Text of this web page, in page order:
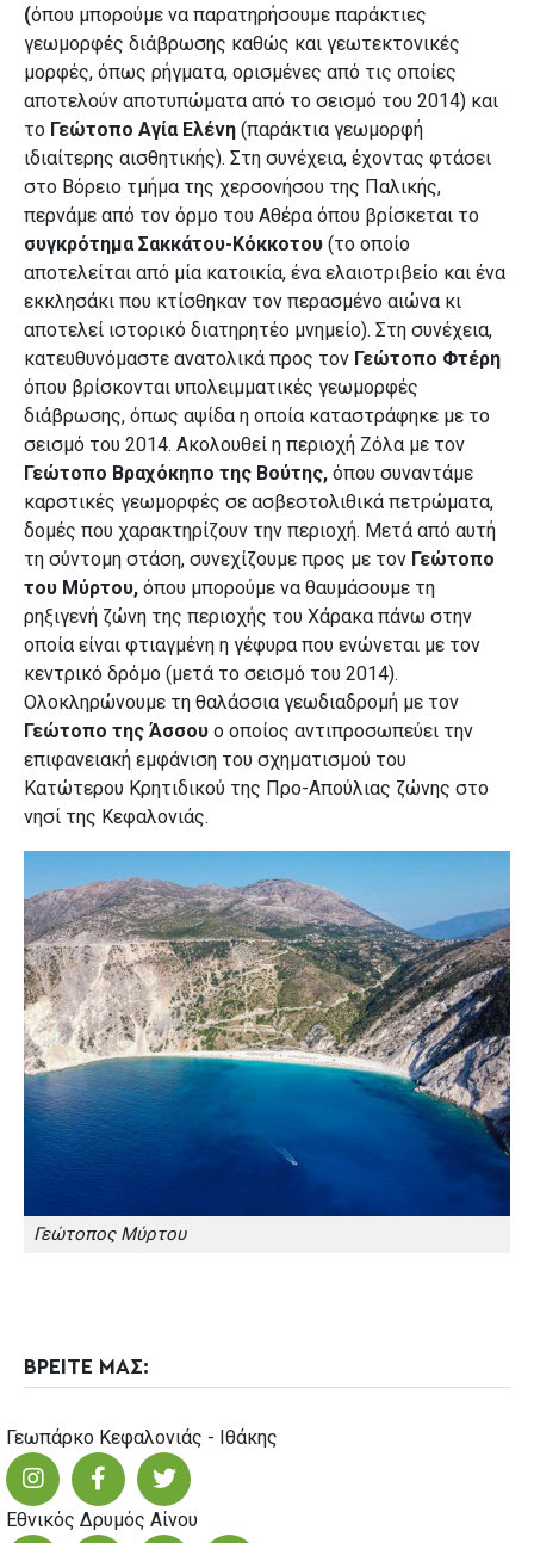
(όπου μπορούμε να παρατηρήσουμε παράκτιες
γεωμορφές διάβρωσης καθώς και γεωτεκτονικές
μορφές, όπως ρήγματα, ορισμένες από τις οποίες
αποτελούν αποτυπώματα από το σεισμό του 2014) και
το Γεώτοπο Αγία Ελένη (παράκτια γεωμορφή
ιδιαίτερης αισθητικής). Στη συνέχεια, έχοντας φτάσει
στο Βόρειο τμήμα της χερσονήσου της Παλικής,
περνάμε από τον όρμο του Αθέρα όπου βρίσκεται το
συγκρότημα Σακκάτου-Κόκκοτου (το οποίο
αποτελείται από μία κατοικία, ένα ελαιοτριβείο και ένα
εκκλησάκι που κτίσθηκαν τον περασμένο αιώνα κι
αποτελεί ιστορικό διατηρητέο μνημείο). Στη συνέχεια,
κατευθυνόμαστε ανατολικά προς τον Γεώτοπο Φτέρη
όπου βρίσκονται υπολειμματικές γεωμορφές
διάβρωσης, όπως αψίδα η οποία καταστράφηκε με το
σεισμό του 2014. Ακολουθεί η περιοχή Ζόλα με τον
Γεώτοπο Βραχόκηπο της Βούτης, όπου συναντάμε
καρστικές γεωμορφές σε ασβεστολιθικά πετρώματα,
δομές που χαρακτηρίζουν την περιοχή. Μετά από αυτή
τη σύντομη στάση, συνεχίζουμε προς με τον Γεώτοπο
του Μύρτου, όπου μπορούμε να θαυμάσουμε τη
ρηξιγενή ζώνη της περιοχής του Χάρακα πάνω στην
οποία είναι φτιαγμένη η γέφυρα που ενώνεται με τον
κεντρικό δρόμο (μετά το σεισμό του 2014).
Ολοκληρώνουμε τη θαλάσσια γεωδιαδρομή με τον
Γεώτοπο της Άσσου ο οποίος αντιπροσωπεύει την
επιφανειακή εμφάνιση του σχηματισμού του
Κατώτερου Κρητιδικού της Προ-Απούλιας ζώνης στο
νησί της Κεφαλονιάς.
Γεώτοπος Μύρτου
ΒΡΕΙΤΕ ΜΑΣ:
Γεωπάρκο Κεφαλονιάς - Ιθάκης
Εθνικός Δρυμός Αίνου